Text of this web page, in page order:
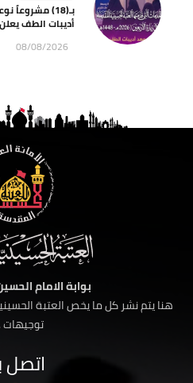
أديبات الطف
08/08/2026
بوابة الامام
هنا يتم نشر كل ما يخص العتبة
توجيهات
اتصل